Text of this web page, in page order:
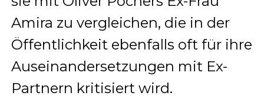
Amira zu vergleichen, die in der
Öffentlichkeit ebenfalls oft für ihre
Auseinandersetzungen mit Ex-
Partnern kritisiert wird.